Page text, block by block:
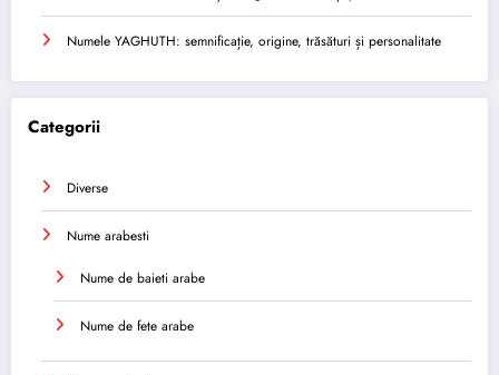
Numele YAGHUTH: semnificație, origine, trăsături și personalitate
Categorii
Diverse
Nume arabesti
Nume de baieti arabe
Nume de fete arabe